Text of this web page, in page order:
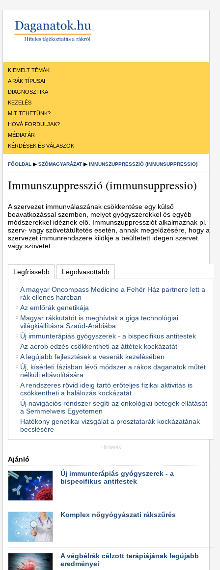
KIEMELT TÉMÁK
A RÁK TÍPUSAI
DIAGNOSZTIKA
KEZELÉS
MIT TEHETÜNK?
HOVÁ FORDULJAK?
MÉDIATÁR
KÉRDÉSEK ÉS VÁLASZOK
FŐOLDAL ▶ SZÓMAGYARÁZAT ▶ IMMUNSZUPPRESSZIÓ (IMMUNSUPPRESSIO)
Immunszuppresszió (immunsuppressio)
A szervezet immunválaszának csökkentése egy külső
beavatkozással szemben, melyet gyógyszerekkel és egyéb
módszerekkel idéznek elő. Immunszuppressziót alkalmaznak pl.
szerv- vagy szövetátültetés esetén, annak megelőzésére, hogy a
szervezet immunrendszere kilökje a beültetett idegen szervet
vagy szövetet.
Legfrissebb Legolvasottabb
A magyar Oncompass Medicine a Fehér Ház partnere lett a
rák ellenes harcban
Az emlőrák genetikája
Magyar rákkutatót is meghívtak a giga technológiai
világkiállításra Szaúd-Arábiába
Új immunterápiás gyógyszerek - a bispecifikus antitestek
Az aerob edzés csökkentheti az áttétek kockázatát
A legújabb fejlesztések a veserák kezelésében
Új, kísérleti fázisban lévő módszer a rákos daganatok műtét
nélküli eltávolítására
A rendszeres rövid ideig tartó erőteljes fizikai aktivitás is
csökkentheti a halálozás kockázatát
Új navigációs rendszer segíti az onkológiai betegek ellátását
a Semmelweis Egyetemen
Hatékony genetikai vizsgálat a prosztatarák kockázatának
becslésére
Hirdetés
Ajánló
Új immunterápiás gyógyszerek - a
bispecifikus antitestek
Komplex nőgyógyászati rákszűrés
A végbélrák célzott terápiájának legújabb
eredményei